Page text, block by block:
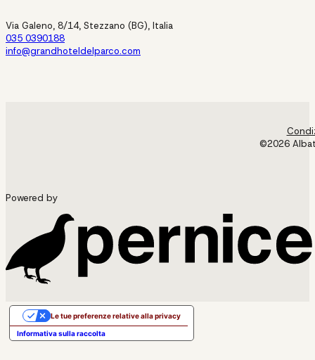
Via Galeno, 8/14, Stezzano (BG), Italia
035 0390188
info@grandhoteldelparco.com
©2026
Powered by
Informativa sulla raccolta
Le tue preferenze relative alla privacy